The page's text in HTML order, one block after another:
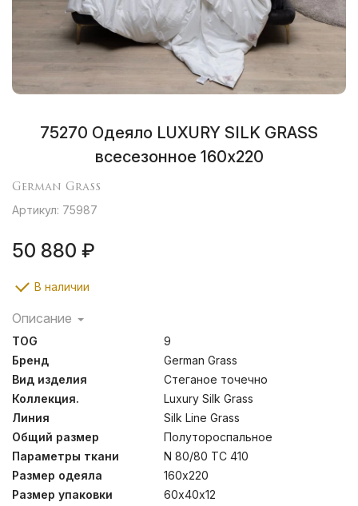
75270 Одеяло LUXURY SILK GRASS
всесезонное 160х220
German Grass
Артикул: 75987
50 880 ₽
В наличии
Описание
Luxury Silk Grass – это шелковая нежность и
изящество. Нежная и мягкая ткань Sateen Supersoft
искусно подчеркивает шелковистым глянцем всю
прелесть обольстительной коллекции. Эксклюзивная
«точечная» стежка одеял подчеркивает высокое
качество длинного и тонкого природного шелкового
волокна Mulberry. Классические подушки с
двусоставным внутренним наполнителем состоят на
85% из натуральной шелковой оболочки и на 15% из
инновационного синтетического 4-L волокна, 100%
Polyester® (предназначенного для придания
несминаемого объема). Рекомендована только сухая
чистка.
TOG
9
Бренд
German Grass
Вид изделия
Стеганое точечно
Коллекция.
Luxury Silk Grass
Линия
Silk Line Grass
Общий размер
Полутороспальное
Параметры ткани
N 80/80 TC 410
Размер одеяла
160х220
Размер упаковки
60х40х12